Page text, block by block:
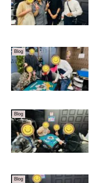
Blog
Blog
Blog